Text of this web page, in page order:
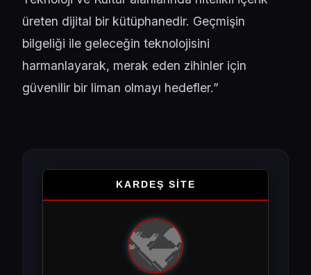
üreten dijital bir kütüphanedir. Geçmişin
bilgeliği ile geleceğin teknolojisini
harmanlayarak, merak eden zihinler için
güvenilir bir liman olmayı hedefler.”
KARDEŞ SİTE